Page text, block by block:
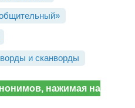
и сканворды
нажимая на